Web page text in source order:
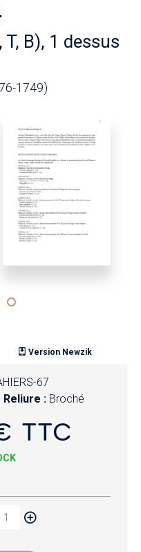
B), 1 dessus
1749)
Version Newzik
67
Reliure : Broché
TTC